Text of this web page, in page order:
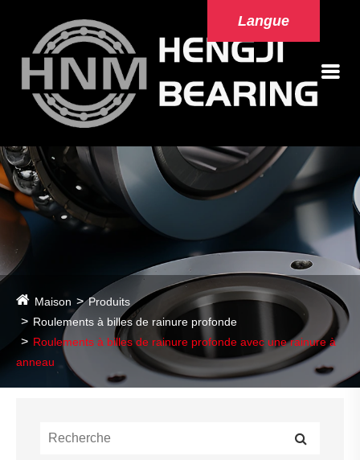
Langue
Maison
Produits
Roulements à billes de rainure profonde
Roulements à billes de rainure profonde avec une rainure à
anneau